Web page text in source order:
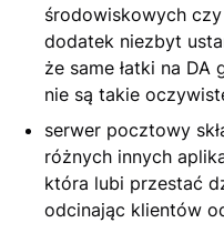
środowiskowych
dodatek niezbyt
że same łatki na
nie są takie
serwer pocztowy
różnych innych
która lubi przestać
odcinając klientów